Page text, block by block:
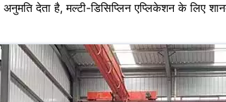
देता है, मल्टी-डिसिप्लिन एप्लिकेशन के लिए